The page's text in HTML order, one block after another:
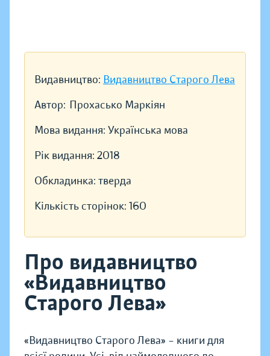
Видавництво: Видавництво Старого Лева
Автор: Прохасько Маркіян
Мова видання: Українська мова
Рік видання: 2018
Обкладинка: тверда
Кількість сторінок: 160
Про видавництво
«Видавництво
Старого Лева»
«Видавництво Старого Лева» – книги для